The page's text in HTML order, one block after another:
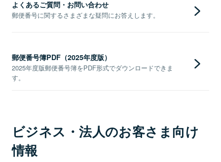
よくあるご質問・お問い合わせ
郵便番号に関するさまざまな疑問にお答えします。
郵便番号簿PDF（2025年度版）
2025年度版郵便番号簿をPDF形式でダウンロードできま
す。
ビジネス・法人のお客さま向け
情報